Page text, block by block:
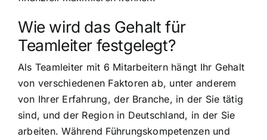
Wie wird das Gehalt für
Teamleiter festgelegt?
Als Teamleiter mit 6 Mitarbeitern hängt Ihr Gehalt
von verschiedenen Faktoren ab, unter anderem
von Ihrer Erfahrung, der Branche, in der Sie tätig
sind, und der Region in Deutschland, in der Sie
arbeiten. Während Führungskompetenzen und